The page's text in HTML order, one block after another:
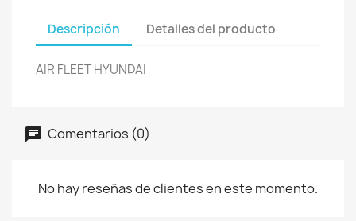
Descripción Detalles del producto
AIR FLEET HYUNDAI
Comentarios (0)
No hay reseñas de clientes en este momento.